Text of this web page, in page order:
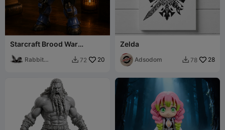
Starcraft Brood War
Rabbit
 72 20
Zelda
Adsodom  78 28